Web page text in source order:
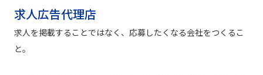
求人広告代理店
求人を掲載することではなく、応募したくなる会社をつくるこ
と。